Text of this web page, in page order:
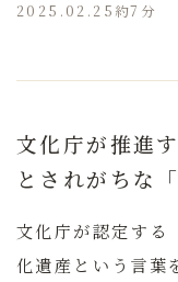
2025.02.25 約7分
文化庁が推進
とされがちな
文化庁が認定する
化遺産という言葉